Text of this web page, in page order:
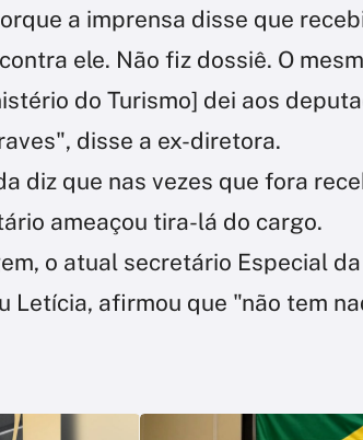
a imprensa disse que
ele. Não fiz dossiê. O
do Turismo] dei aos
disse a ex-diretora.
diz que nas vezes que fora
ameaçou tira-lá do cargo.
o atual secretário Especial
Letícia, afirmou que "não tem